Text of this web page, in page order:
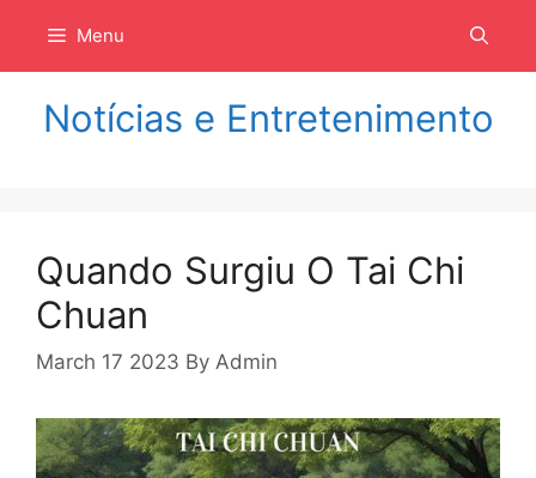
isi
Menu
Notícias e Entretenimento
Quando Surgiu O Tai Chi
Chuan
March 17 2023 By Admin